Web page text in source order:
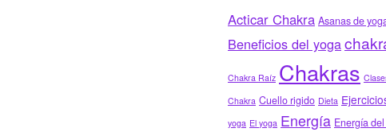
Acticar Chakra Asanas de
Beneficios del yoga
Chakra Raíz Chakras
Chakra Cuello rigido Dieta
yoga El yoga Energía Energía